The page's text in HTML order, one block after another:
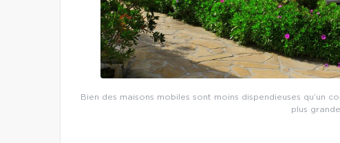
Bien des maisons mobiles sont moins dispendieuses qu’un
plus